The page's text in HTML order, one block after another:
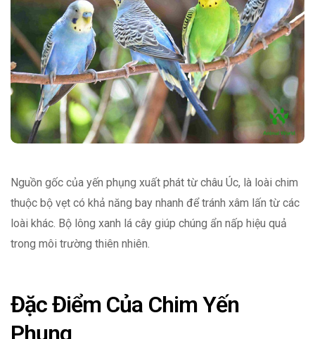
Nguồn gốc của yến phụng xuất phát từ châu Úc, là loài chim
thuộc bộ vẹt có khả năng bay nhanh để tránh xâm lấn từ các
loài khác. Bộ lông xanh lá cây giúp chúng ẩn nấp hiệu quả
trong môi trường thiên nhiên.
Đặc Điểm Của Chim Yến
Phụng